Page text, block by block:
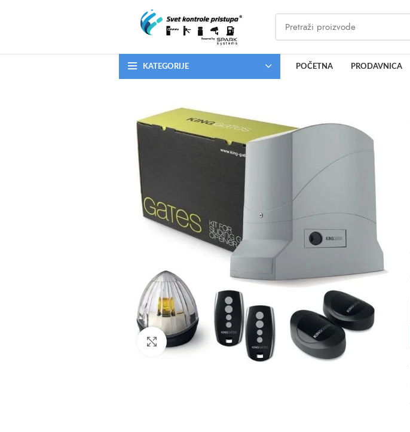
KATEGORIJE POČETNA PRODAVNICA
Click to enlarge